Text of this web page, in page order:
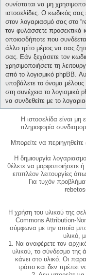
συνίσταται να μη
ιστοσελίδες. Ο κωδικός
στον λογαριασμό σας στο
τον φυλάσσετε προσεκτικά
οποιοσδήποτε που
άλλο τρίτο μέρος να σας
σας. Εάν ξεχάσετε τον
χρησιμοποιήσετε τη
από το λογισμικό phpBB.
υποβάλετε το όνομα μέλους
στη συνέχεια το λογισμικό
να συνδεθείτε με το
Η ιστοσελίδα είναι μη
πληροφορία
Μπορείτε να
Η δημιουργία
θέλετε να μορφοποιήσετε
επιπλέον λειτουργίες
Για τυχόν
Η χρήση του υλικού της
Commons Attribution-
σύμφωνα με την οποία
υλικό,
1. Να αναφέρετε τον
υλικού, το σύνδεσμο της
κάνει στο υλικό. Οι
τρόπο και δεν πρέπει